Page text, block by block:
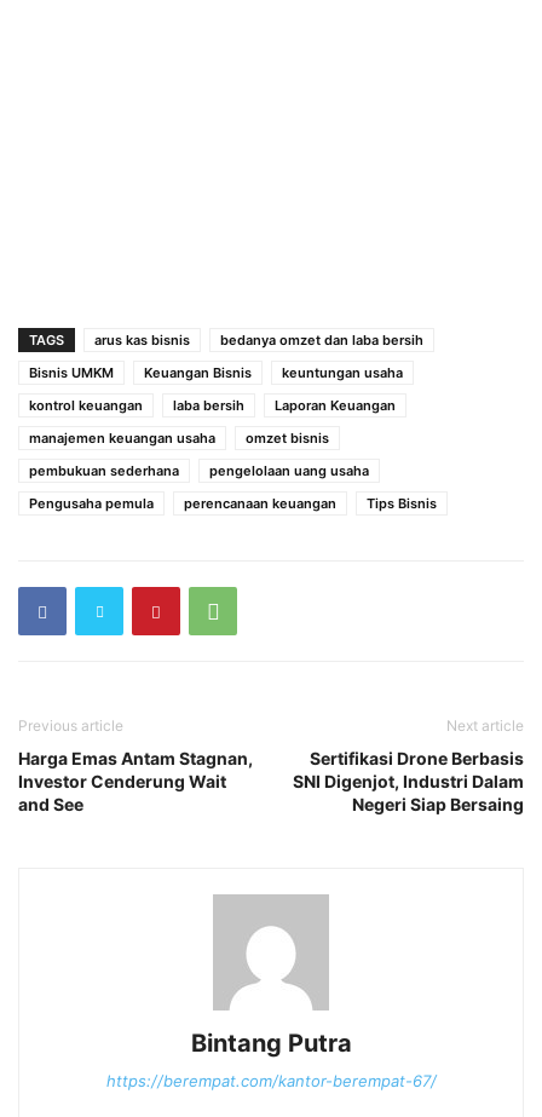
TAGS arus kas bisnis
bedanya omzet dan laba bersih
Bisnis UMKM
Keuangan Bisnis
keuntungan usaha
kontrol keuangan
laba bersih
Laporan Keuangan
manajemen keuangan usaha
omzet bisnis
pembukuan sederhana
pengelolaan uang usaha
Pengusaha pemula
perencanaan keuangan Tips Bisnis
Previous article
Harga Emas Antam Stagnan,
Investor Cenderung Wait
and See
Next article
Sertifikasi Drone Berbasis
SNI Digenjot, Industri Dalam
Negeri Siap Bersaing
Bintang Putra
https://berempat.com/kantor-berempat-67/